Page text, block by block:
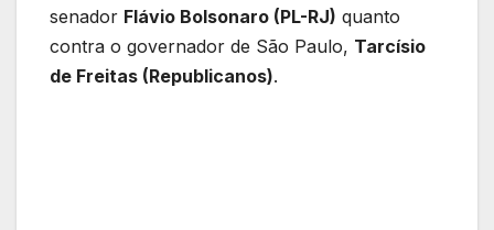
senador Flávio Bolsonaro (PL-RJ) quanto
contra o governador de São Paulo, Tarcísio
de Freitas (Republicanos).